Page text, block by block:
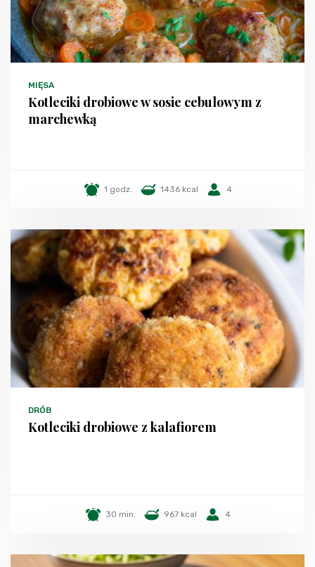
MIĘSA
Kotleciki drobiowe w sosie cebulowym z
marchewką
1 godz. 1436 kcal 4
DRÓB
Kotleciki drobiowe z kalafiorem
30 min. 967 kcal 4